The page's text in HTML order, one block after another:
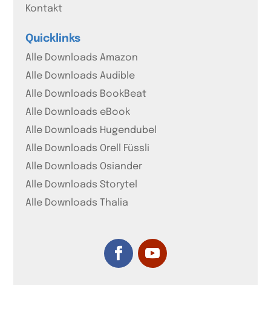
Kontakt
Quicklinks
Alle Downloads Amazon
Alle Downloads Audible
Alle Downloads BookBeat
Alle Downloads eBook
Alle Downloads Hugendubel
Alle Downloads Orell Füssli
Alle Downloads Osiander
Alle Downloads Storytel
Alle Downloads Thalia